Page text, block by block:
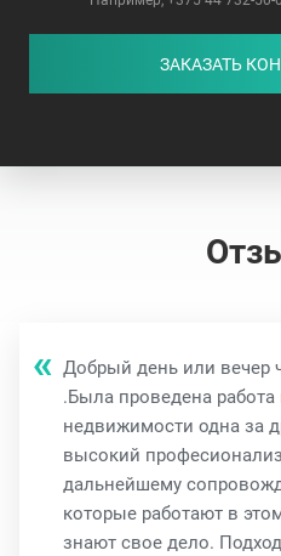
ЗАКАЗАТЬ
Добрый день или вечер
.Была проведена
недвижимости одна за
высокий
дальнейшему
которые работают в
знают свое дело.